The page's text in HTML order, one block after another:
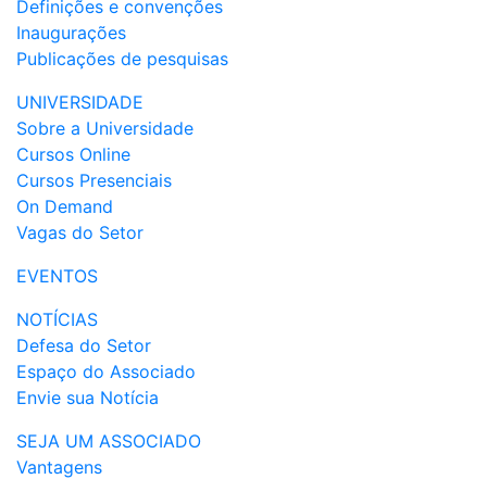
Definições e convenções
Inaugurações
Publicações de pesquisas
UNIVERSIDADE
Sobre a Universidade
Cursos Online
Cursos Presenciais
On Demand
Vagas do Setor
EVENTOS
NOTÍCIAS
Defesa do Setor
Espaço do Associado
Envie sua Notícia
SEJA UM ASSOCIADO
Vantagens